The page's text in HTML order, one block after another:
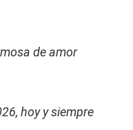
de amor
hoy y siempre